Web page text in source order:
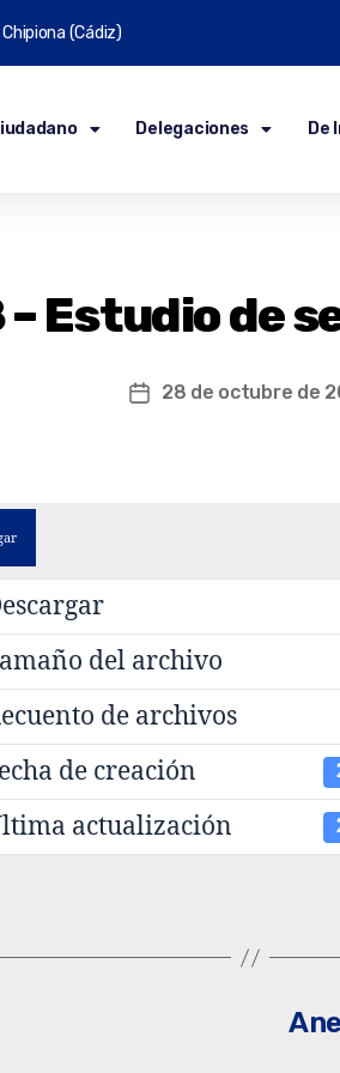
(Cádiz)
Delegaciones De
– Estudio de
28 de octubre de
del archivo
de archivos
de creación
actualización